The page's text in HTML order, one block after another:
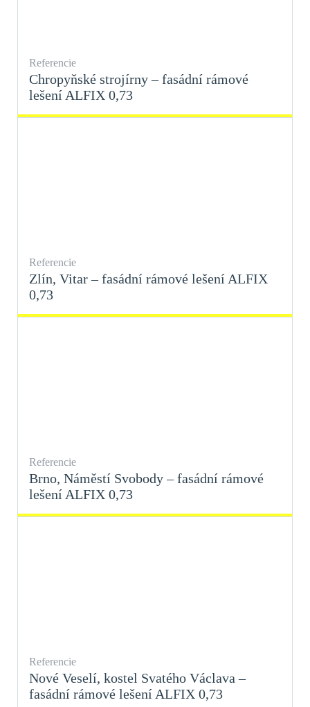
Referencie
Chropyňské strojírny – fasádní rámové
lešení ALFIX 0,73
Referencie
Zlín, Vitar – fasádní rámové lešení ALFIX
0,73
Referencie
Brno, Náměstí Svobody – fasádní rámové
lešení ALFIX 0,73
Referencie
Nové Veselí, kostel Svatého Václava –
fasádní rámové lešení ALFIX 0,73